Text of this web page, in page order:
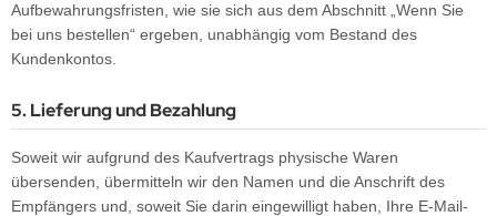
Aufbewahrungsfristen, wie sie sich aus dem Abschnitt „Wenn Sie
bei uns bestellen“ ergeben, unabhängig vom Bestand des
Kundenkontos.
5. Lieferung und Bezahlung
Soweit wir aufgrund des Kaufvertrags physische Waren
übersenden, übermitteln wir den Namen und die Anschrift des
Empfängers und, soweit Sie darin eingewilligt haben, Ihre E-Mail-